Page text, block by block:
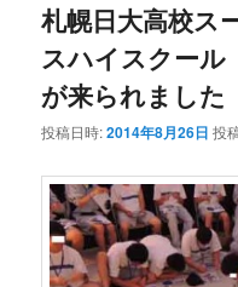
ン
ツ
へ
移
動
ツ
へ
移
動
札幌日大高校ス
スハイスクール
が来られました
投稿日時:2014年8月26日 投